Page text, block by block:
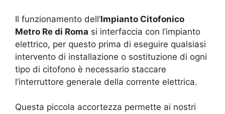
Il funzionamento dell’Impianto Citofonico
Metro Re di Roma si interfaccia con l’impianto
elettrico, per questo prima di eseguire qualsiasi
intervento di installazione o sostituzione di ogni
tipo di citofono è necessario staccare
l’interruttore generale della corrente elettrica.
Questa piccola accortezza permette ai nostri